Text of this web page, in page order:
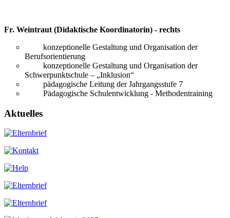
Fr. Weintraut (Didaktische Koordinatorin) - rechts
konzeptionelle Gestaltung und Organisation der
Berufsorientierung
konzeptionelle Gestaltung und Organisation der
Schwerpunktschule – „Inklusion“
pädagogische Leitung der Jahrgangsstufe 7
Pädagogische Schulentwicklung - Methodentraining
Aktuelles